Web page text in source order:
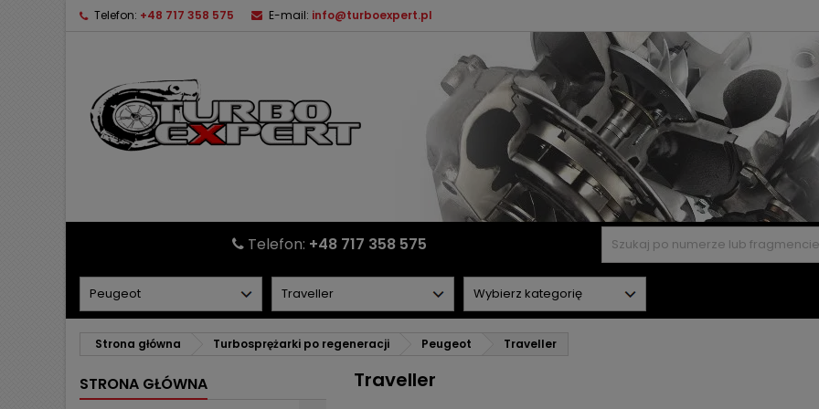
Telefon: +48 717 358 575 E-mail: info@turboexpert.pl
Telefon: +48 717 358 575
Strona główna Turbosprężarki po regeneracji Peugeot Traveller
STRONA GŁÓWNA Traveller